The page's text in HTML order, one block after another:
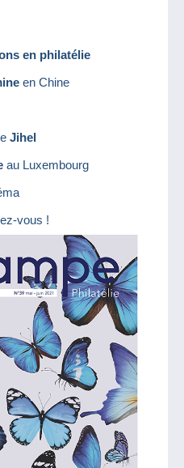
en philatélie
en Chine
Jihel
au Luxembourg
vous !